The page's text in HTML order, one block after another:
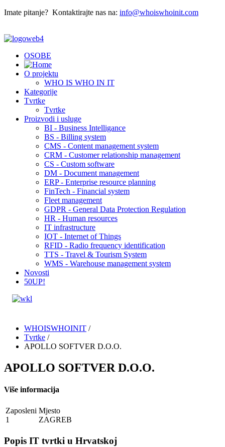
Imate pitanje? Kontaktirajte nas na: info@whoiswhoinit.com
OSOBE
O projektu
WHO IS WHO IN IT
Kategorije
Tvrtke
Tvrtke
Proizvodi i usluge
BI - Business Intelligance
BS - Billing system
CMS - Content management system
CRM - Customer relationship management
CS - Custom software
DM - Document management
ERP - Enterprise resource planning
FinTech - Financial system
Fleet management
GDPR - General Data Protection Regulation
HR - Human resources
IT infrastructure
IOT - Internet of Things
RFID - Radio frequency identification
TTS - Travel & Tourism System
WMS - Warehouse management system
Novosti
50UP!
WHOISWHOINIT /
Tvrtke /
APOLLO SOFTVER D.O.O.
APOLLO SOFTVER D.O.O.
Više informacija
Zaposleni
1
Mjesto
ZAGREB
Popis IT tvrtki u Hrvatskoj